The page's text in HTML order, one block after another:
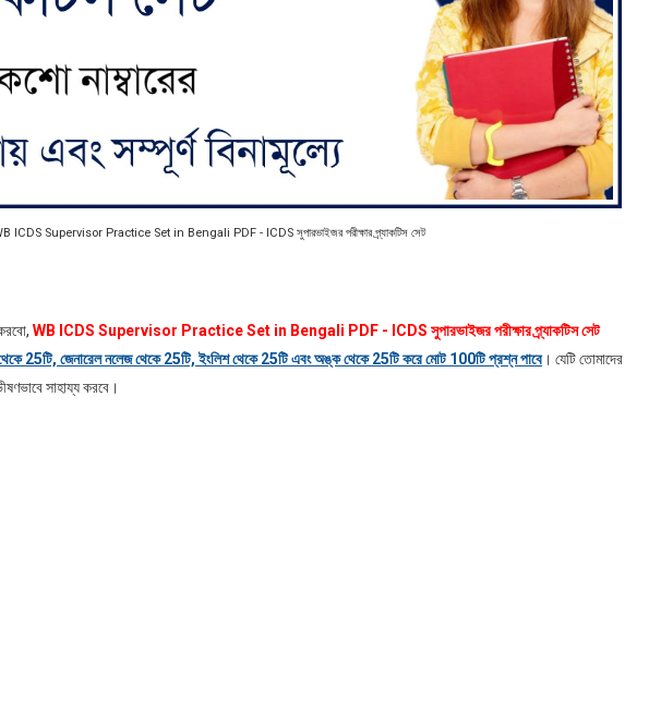
ICDS Supervisor Practice Set in Bengali PDF - ICDS সুপারভাইজর পরীক্ষার প্র্যাকটিস সেট
WB ICDS Supervisor Practice Set in Bengali PDF - ICDS সুপারভাইজর পরীক্ষার প্র্যাকটিস সেট
থেকে 25টি, জেনারেল নলেজ থেকে 25টি, ইংলিশ থেকে 25টি এবং অঙ্ক থেকে 25টি করে মোট 100টি প্রশ্ন পাবে। যেটি তোমাদের
সাহায্য করবে।